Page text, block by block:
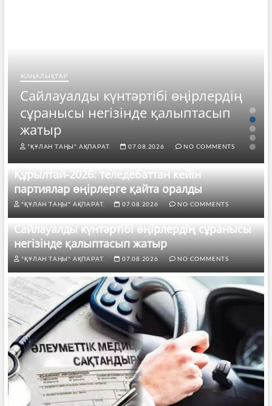
ЖАҢАЛЫҚТАР
Сайлауалды күнтәртібі өңірлердің
сұранысы негізінде қалыптасып
жатыр
"ҚҰЛАН ТАҢЫ" АҚПАРАТ. 07.08.2026 NO COMMENTS
Құрылтай-2026: теледебаттан кейін
партиялар өңірлерге қайта оралды
"ҚҰЛАН ТАҢЫ" АҚПАРАТ. 07.08.2026 NO COMMENTS
Сайлауалды күнтәртібі өңірлердің сұранысы
негізінде қалыптасып жатыр
"ҚҰЛАН ТАҢЫ" АҚПАРАТ. 07.08.2026 NO COMMENTS